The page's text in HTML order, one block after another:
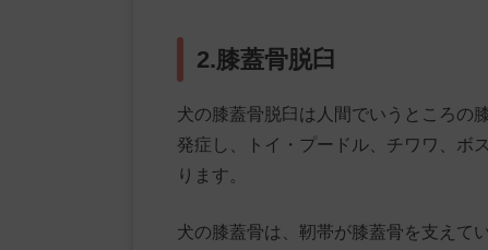
2.膝蓋骨脱臼
犬の膝蓋骨脱臼は人間でいうところの
発症し、トイ・プードル、チワワ、ボ
ります。
犬の膝蓋骨は、靭帯が膝蓋骨を支えて